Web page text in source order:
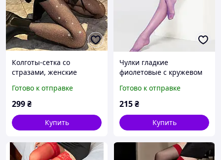
Колготы-сетка со
стразами, женские
колготки-сетка с
камушками, блестящие
декоративными страза
Готово к отправке
299₴
Купить
Чулки гладкие
фиолетовые с кружевом
универсальный размер
Готово к отправке
215₴
Купить